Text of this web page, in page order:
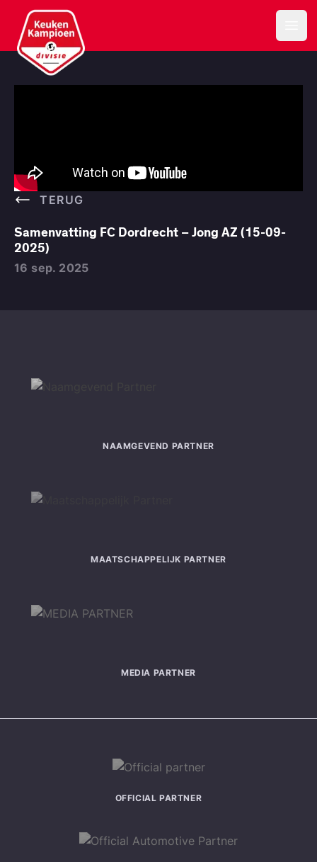
Keuken Kampioen Divisie
TERUG
Samenvatting FC Dordrecht – Jong AZ (15-09-
2025)
16 sep. 2025
NAAMGEVEND PARTNER
MAATSCHAPPELIJK PARTNER
MEDIA PARTNER
OFFICIAL PARTNER